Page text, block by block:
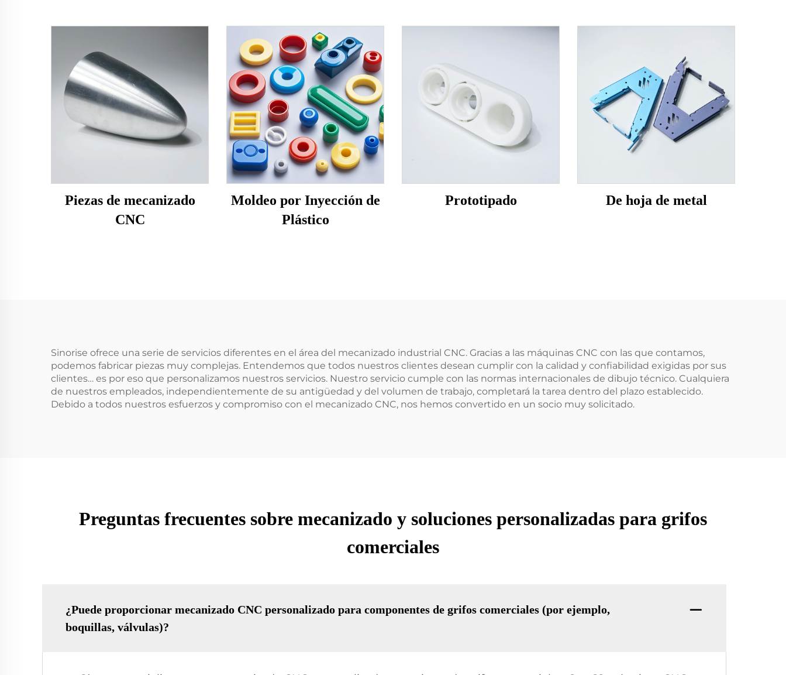
Piezas de mecanizado
CNC
Moldeo por Inyección de
Plástico
Prototipado De hoja de metal
Sinorise ofrece una serie de servicios diferentes en el área del mecanizado industrial CNC. Gracias a las máquinas CNC con las que contamos,
podemos fabricar piezas muy complejas. Entendemos que todos nuestros clientes desean cumplir con la calidad y confiabilidad exigidas por sus
clientes… es por eso que personalizamos nuestros servicios. Nuestro servicio cumple con las normas internacionales de dibujo técnico. Cualquiera
de nuestros empleados, independientemente de su antigüedad y del volumen de trabajo, completará la tarea dentro del plazo establecido.
Debido a todos nuestros esfuerzos y compromiso con el mecanizado CNC, nos hemos convertido en un socio muy solicitado.
Preguntas frecuentes sobre mecanizado y soluciones personalizadas para grifos
comerciales
¿Puede proporcionar mecanizado CNC personalizado para componentes de grifos comerciales (por ejemplo,
boquillas, válvulas)?